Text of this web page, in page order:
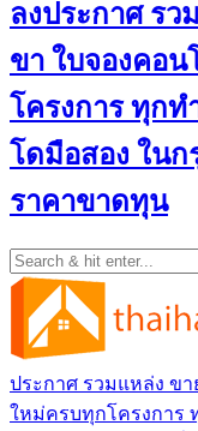
ลงประกาศ ร
ขา ใบจองคอ
โครงการ ทุกท
โดมือสอง ในก
ราคาขาดทุน
ประกาศ รวมแหล่ง ข
ใหม่ครบทุกโครงการ